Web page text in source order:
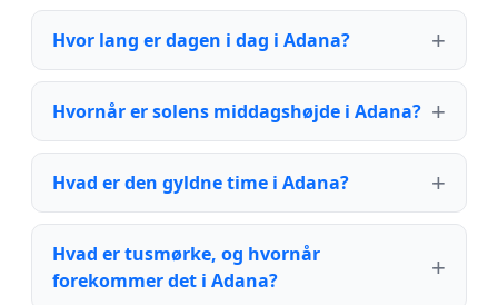
Hvor lang er dagen i dag i Adana?
Hvornår er solens middagshøjde i Adana?
Hvad er den gyldne time i Adana?
Hvad er tusmørke, og hvornår
forekommer det i Adana?